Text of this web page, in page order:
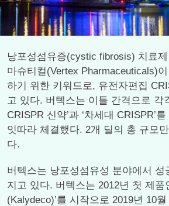
낭포성섬유증(cystic fibrosis) 치료
마슈티컬(Vertex Pharmaceuticals)
하기 위한 키워드로, 유전자편집
고 있다. 버텍스는 이틀 간격으로 각
CRISPR 신약’과 ‘차세대 CRISPR’
잇따라 체결했다. 2개 딜의 총 규모
다.
버텍스는 낭포성섬유성 분야에서 성
지고 있다. 버텍스는 2012년 첫 제품
(Kalydeco)’를 시작으로 2019년 10